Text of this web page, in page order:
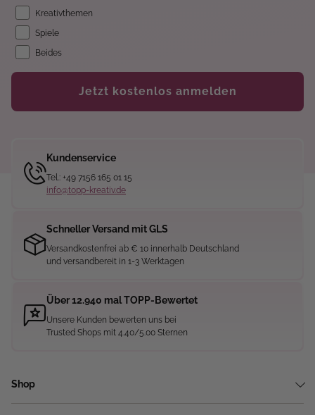
Kreativthemen
Spiele
Beides
Jetzt kostenlos anmelden
Kundenservice
Tel.: +49 7156 165 01 15
info@topp-kreativ.de
Schneller Versand mit GLS
Versandkostenfrei ab € 10 innerhalb Deutschland
und versandbereit in 1-3 Werktagen
Über 12.940 mal TOPP-Bewertet
Unsere Kunden bewerten uns bei
Trusted Shops mit 4.40/5.00 Sternen
Shop